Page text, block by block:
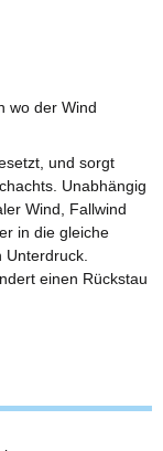
wo der Wind
und sorgt
Unabhängig
Wind, Fallwind
in die gleiche
Unterdruck.
einen Rückstau